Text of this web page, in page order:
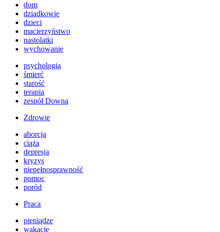
dom
dziadkowie
dzieci
macierzyństwo
nastolatki
wychowanie
psychologia
śmierć
starość
terapia
zespół Downa
Zdrowie
aborcja
ciąża
depresja
kryzys
niepełnosprawność
pomoc
poród
Praca
pieniądze
wakacje